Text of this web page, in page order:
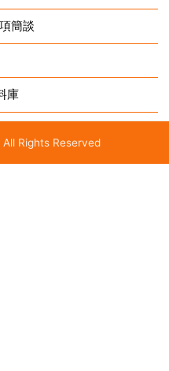
簡談
庫
Rights Reserved